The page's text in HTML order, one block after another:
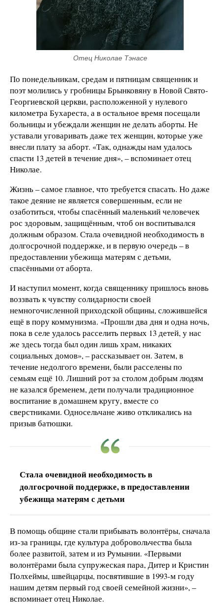
Отец Николае Тэнасе
По понедельникам, средам и пятницам священник и
поэт молились у гробницы Брынковяну в Новой Свято-
Георгиевской церкви, расположенной у нулевого
километра Бухареста, а в остальное время посещали
больницы и убеждали женщин не делать аборты. Не
уставали уговаривать даже тех женщин, которые уже
внесли плату за аборт. «Так, однажды нам удалось
спасти 13 детей в течение дня», – вспоминает отец
Николае.
Жизнь – самое главное, что требуется спасать. Но даже
такое деяние не является совершенным, если не
озаботиться, чтобы спасённый маленький человечек
рос здоровым, защищённым, чтоб он воспитывался
должным образом. Стала очевидной необходимость в
долгосрочной поддержке, и в первую очередь – в
предоставлении убежища матерям с детьми,
спасёнными от аборта.
И наступил момент, когда священнику пришлось вновь
воззвать к чувству солидарности своей
немногочисленной приходской общины, сложившейся
ещё в пору коммунизма. «Прошли два дня и одна ночь,
пока в селе удалось расселить первых 13 детей, у нас
же здесь тогда был один лишь храм, никаких
социальных домов», – рассказывает он. Затем, в
течение недолгого времени, были расселены по
семьям ещё 10. Лишний рот за столом добрым людям
не казался бременем, дети получали традиционное
воспитание в домашнем кругу, вместе со
сверстниками. Односельчане живо откликались на
призыв батюшки.
Стала очевидной необходимость в
долгосрочной поддержке, в предоставлении
убежища матерям с детьми
В помощь общине стали прибывать волонтёры, сначала
из-за границы, где культура добровольчества была
более развитой, затем и из Румынии. «Первыми
волонтёрами была супружеская пара, Дитер и Кристин
Полхеймы, швейцарцы, посвятившие в 1993-м году
нашим детям первый год своей семейной жизни», –
вспоминает отец Николае.